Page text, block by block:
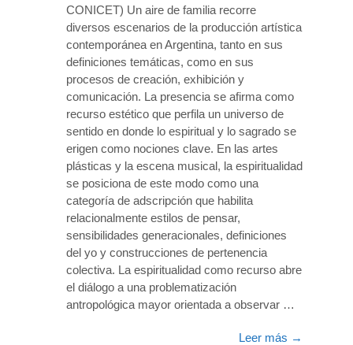
CONICET) Un aire de familia recorre
diversos escenarios de la producción artística
contemporánea en Argentina, tanto en sus
definiciones temáticas, como en sus
procesos de creación, exhibición y
comunicación. La presencia se afirma como
recurso estético que perfila un universo de
sentido en donde lo espiritual y lo sagrado se
erigen como nociones clave. En las artes
plásticas y la escena musical, la espiritualidad
se posiciona de este modo como una
categoría de adscripción que habilita
relacionalmente estilos de pensar,
sensibilidades generacionales, definiciones
del yo y construcciones de pertenencia
colectiva. La espiritualidad como recurso abre
el diálogo a una problematización
antropológica mayor orientada a observar …
Leer más →